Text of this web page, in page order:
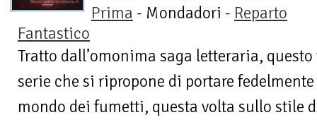
Prima - Mondadori - Reparto
Fantastico
Tratto dall’omonima saga letteraria,
serie che si ripropone di portare
mondo dei fumetti, questa volta sullo stile